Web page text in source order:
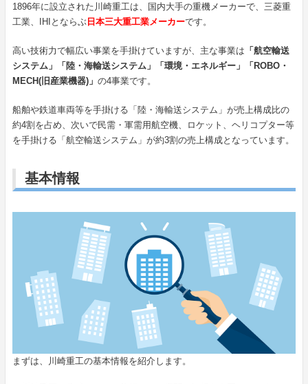
1896年に設立された川崎重工は、国内大手の重機メーカーで、三菱重
工業、IHIとならぶ日本三大重工業メーカーです。
高い技術力で幅広い事業を手掛けていますが、主な事業は 「航空輸送
システム」「陸・海輸送システム」「環境・エネルギー」「ROBO・
MECH(旧産業機器)」 の4事業です。
船舶や鉄道車両等を手掛ける「陸・海輸送システム」が売上構成比の
約4割を占め、次いで民需・軍需用航空機、ロケット、ヘリコプター等
を手掛ける「航空輸送システム」が約3割の売上構成となっています。
基本情報
まずは、川崎重工の基本情報を紹介します。